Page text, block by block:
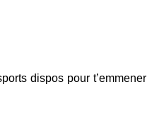
dispos pour t’emmener